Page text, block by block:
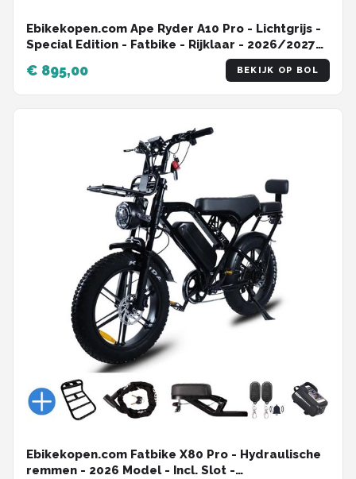
Ebikekopen.com Ape Ryder A10 Pro - Lichtgrijs -
Special Edition - Fatbike - Rijklaar - 2026/2027
Model - Hydraulische remmen - Incl. Slot -
Kettingbeschermer - Voetensteuntje -
Straatlegaal - Ebike - Elektrische Fiets - Met
Accessoires
€ 895,00 BEKIJK OP BOL
Ebikekopen.com Fatbike X80 Pro - Hydraulische
remmen - 2026 Model - Incl. Slot -